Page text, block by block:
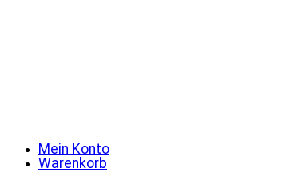
Mein Konto
Warenkorb